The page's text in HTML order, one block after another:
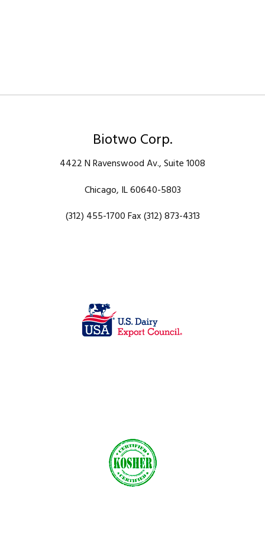
Biotwo Corp.
4422 N Ravenswood Av., Suite 1008
Chicago, IL 60640-5803
(312) 455-1700 Fax (312) 873-4313